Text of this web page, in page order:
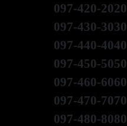
097-420-2020
097-430-3030
097-440-4040
097-450-5050
097-460-6060
097-470-7070
097-480-8080